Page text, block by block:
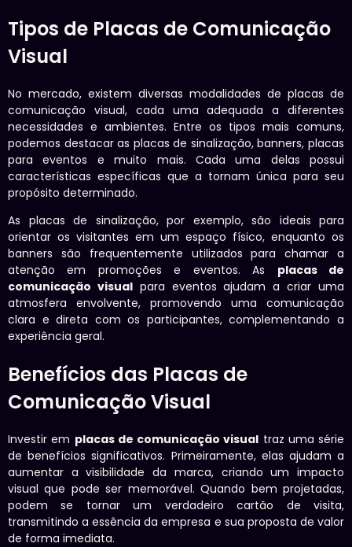
Tipos de Placas de Comunicação
Visual
No mercado, existem diversas modalidades de placas de
comunicação visual, cada uma adequada a diferentes
necessidades e ambientes. Entre os tipos mais comuns,
podemos destacar as placas de sinalização, banners, placas
para eventos e muito mais. Cada uma delas possui
características específicas que a tornam única para seu
propósito determinado.
As placas de sinalização, por exemplo, são ideais para
orientar os visitantes em um espaço físico, enquanto os
banners são frequentemente utilizados para chamar a
atenção em promoções e eventos. As placas de
comunicação visualpara eventos ajudam a criar uma
atmosfera envolvente, promovendo uma comunicação
clara e direta com os participantes, complementando a
experiência geral.
Benefícios das Placas de
Comunicação Visual
Investir em placas de comunicação visual traz uma série
de benefícios significativos. Primeiramente, elas ajudam a
aumentar a visibilidade da marca, criando um impacto
visual que pode ser memorável. Quando bem projetadas,
podem se tornar um verdadeiro cartão de visita,
transmitindo a essência da empresa e sua proposta de valor
de forma imediata.